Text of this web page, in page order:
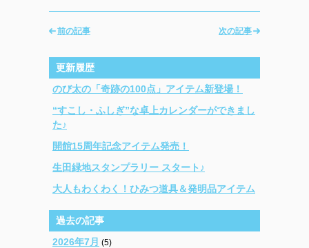
次の記事
前の記事
更新履歴
のび太の「奇跡の100点」アイテム新登場！
“すこし・ふしぎ”な卓上カレンダーができまし
た♪
開館15周年記念アイテム発売！
生田緑地スタンプラリー スタート♪
大人もわくわく！ひみつ道具＆発明品アイテム
過去の記事
2026年7月 (5)